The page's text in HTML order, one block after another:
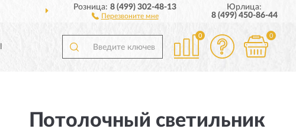
ДОСТАВИМ ПО ВСЕЙ РОССИИ
Розница:8 (499) 302-48-13
Перезвоните мне
Юрлица:
8 (499) 450-86-44
0 0
Потолочный светильник